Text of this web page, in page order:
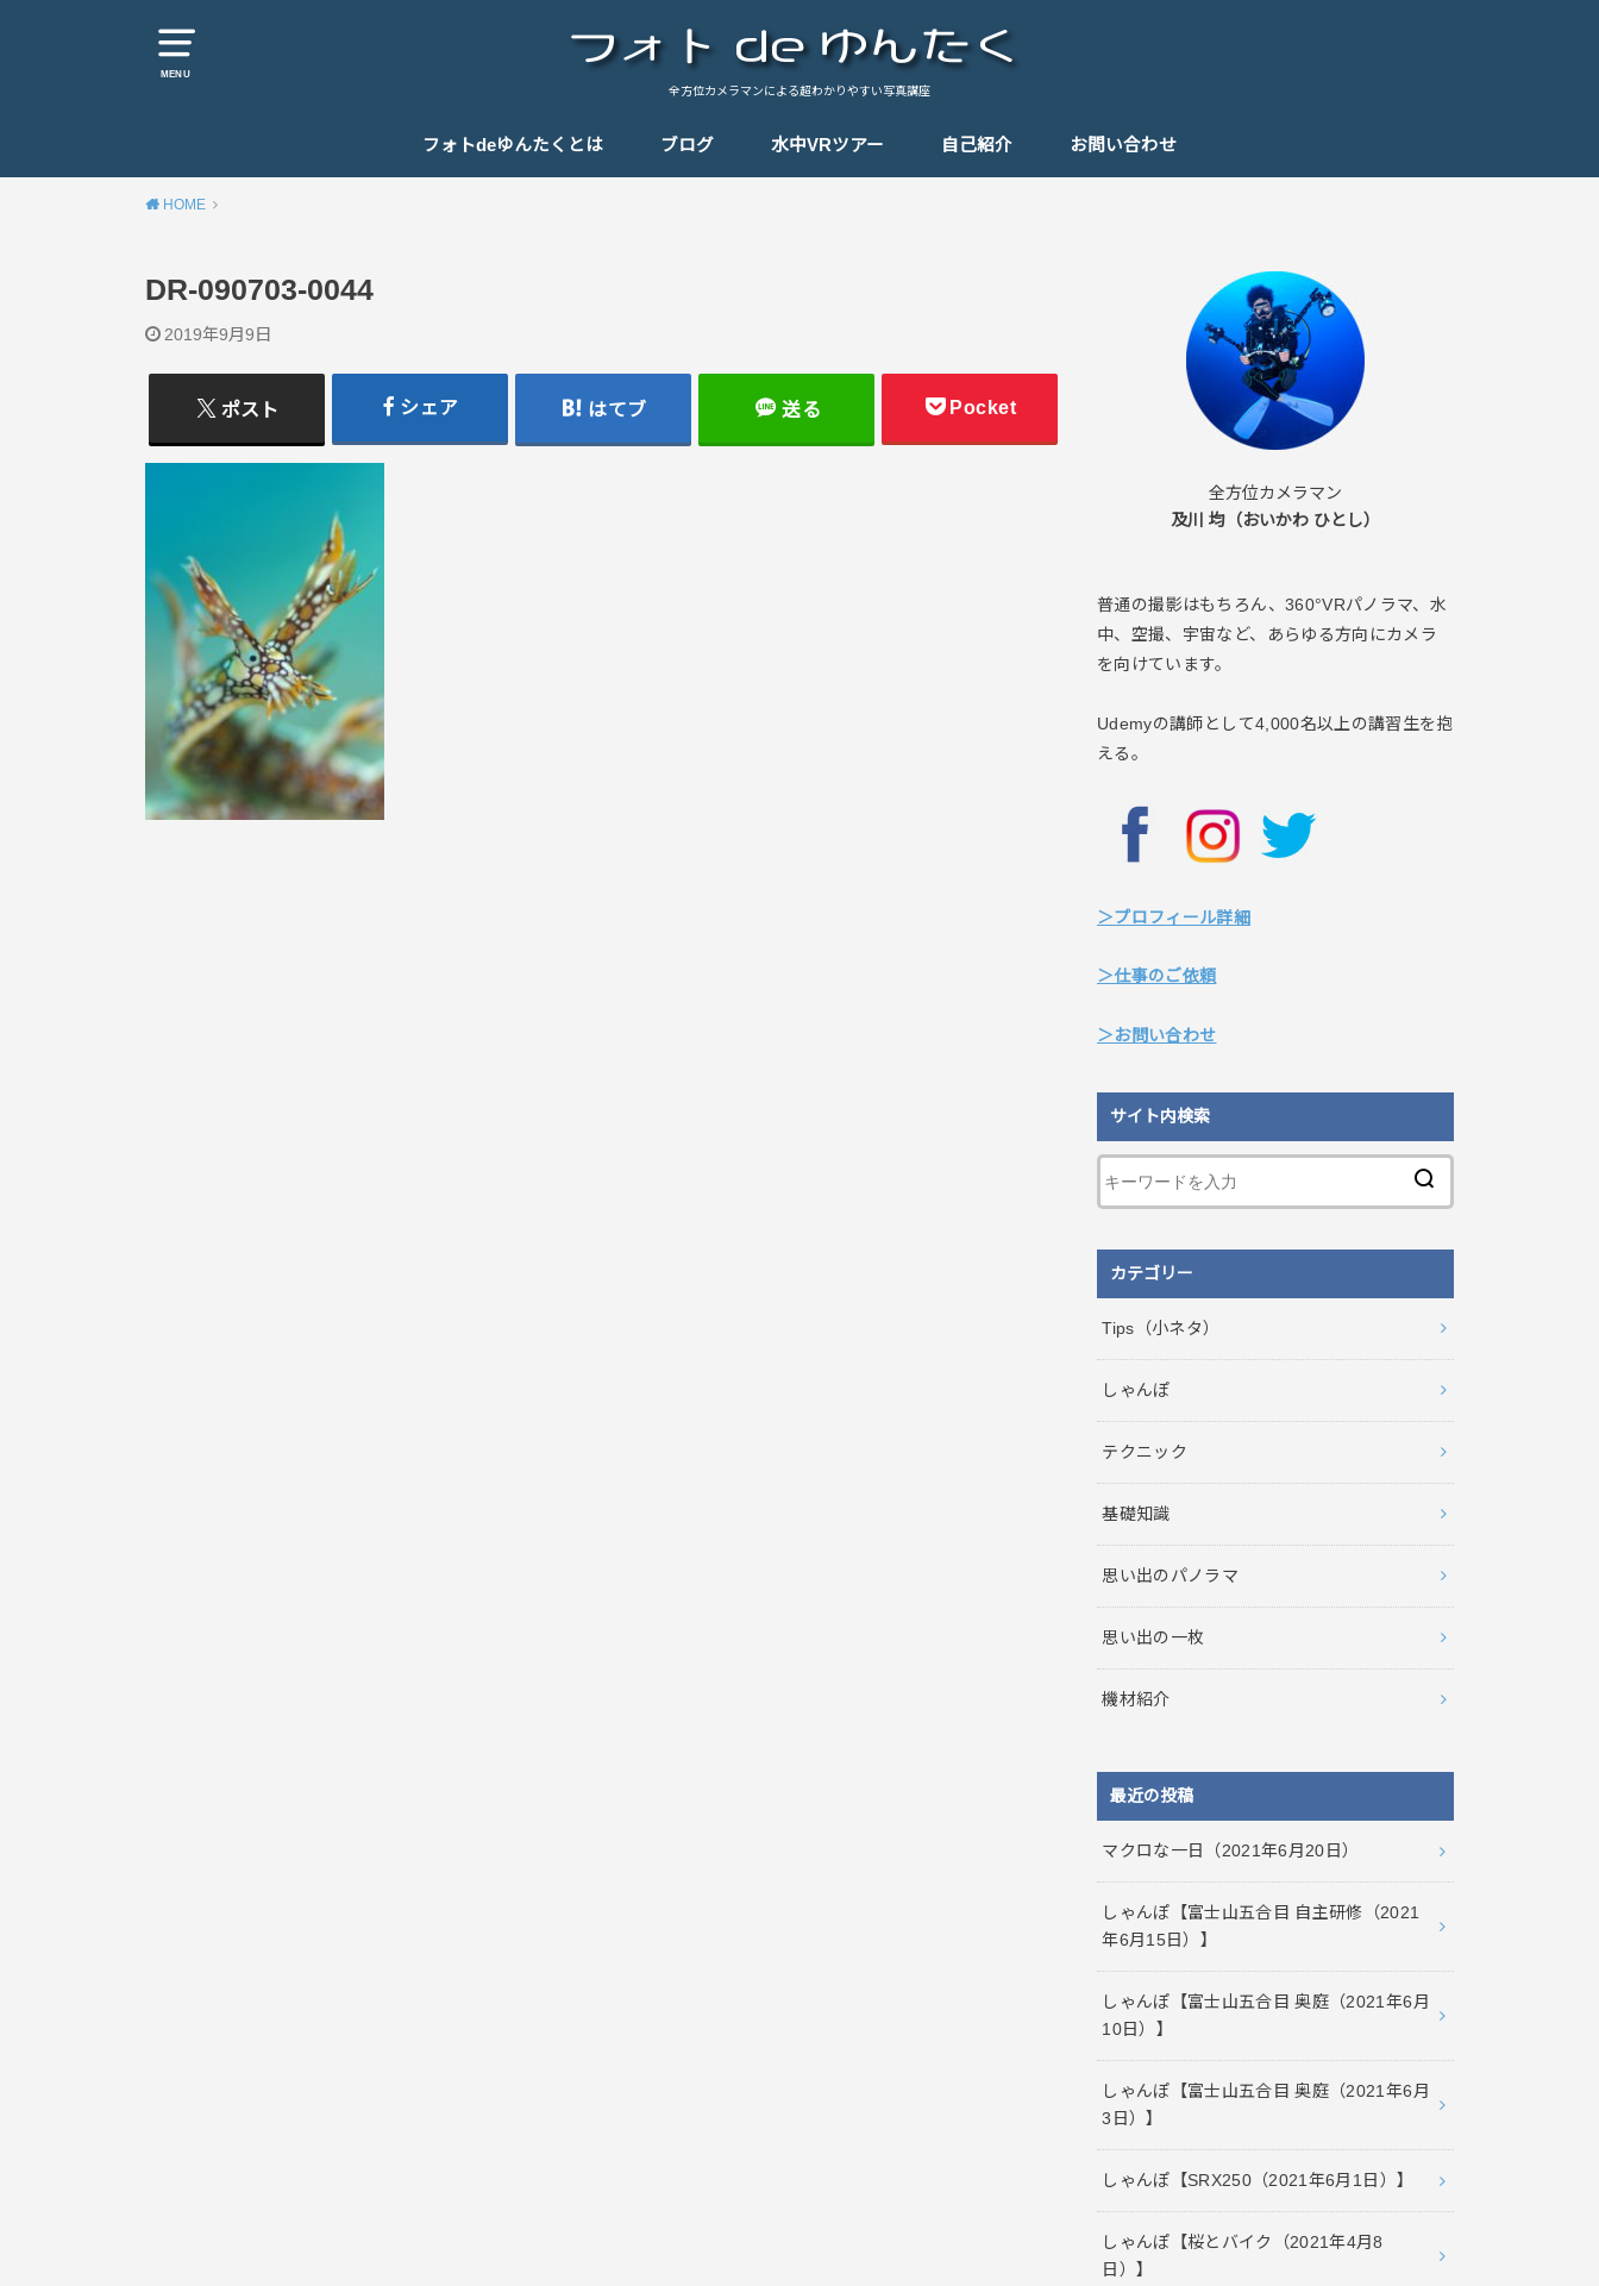
MENU
全方位カメラマンによる超わかりやすい写真講座
フォトdeゆんたくとは ブログ 水中VRツアー 自己紹介 お問い合わせ
HOME
DR-090703-0044
2019年9月9日
ポスト シェア はてブ 送る Pocket
全方位カメラマン
及川 均（おいかわ ひとし）
普通の撮影はもちろん、360°VRパノラマ、水
中、空撮、宇宙など、あらゆる方向にカメラ
を向けています。
Udemyの講師として4,000名以上の講習生を抱
える。
＞プロフィール詳細
＞仕事のご依頼
＞お問い合わせ
サイト内検索
カテゴリー
Tips（小ネタ）
しゃんぽ
テクニック
基礎知識
思い出のパノラマ
思い出の一枚
機材紹介
最近の投稿
マクロな一日（2021年6月20日）
しゃんぽ【富士山五合目 自主研修（2021
年6月15日）】
しゃんぽ【富士山五合目 奥庭（2021年6月
10日）】
しゃんぽ【富士山五合目 奥庭（2021年6月
3日）】
しゃんぽ【SRX250（2021年6月1日）】
しゃんぽ【桜とバイク（2021年4月8
日）】